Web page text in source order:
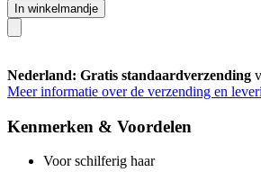
In winkelmandje
Nederland: Gratis standaardverzending
Meer informatie over de verzending en
Kenmerken & Voordelen
Voor schilferig haar